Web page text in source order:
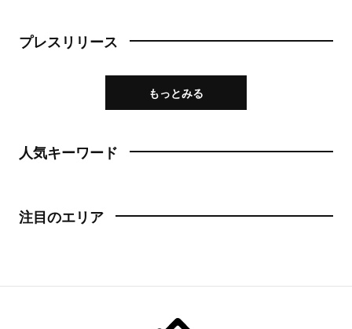
プレスリリース
もっとみる
人気キーワード
注目のエリア